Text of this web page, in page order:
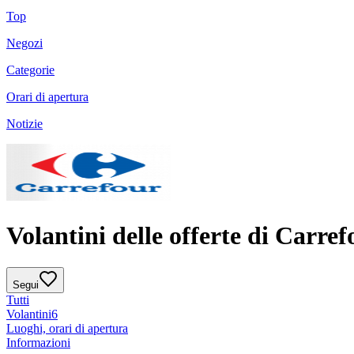
Top
Negozi
Categorie
Orari di apertura
Notizie
Volantini delle offerte di
Segui
Tutti
Volantini6
Luoghi, orari di apertura
Informazioni